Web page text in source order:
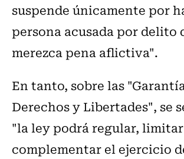
suspende únicamente por
persona acusada por delito
merezca pena aflictiva".
En tanto, sobre las
Derechos y Libertades", se
"la ley podrá regular,
complementar el ejercicio